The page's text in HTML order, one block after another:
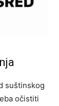
suštinskog
očistiti